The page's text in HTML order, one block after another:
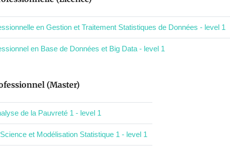
en Gestion et Traitement Statistiques de Données - level 1
en Base de Données et Big Data - level 1
(Master)
de la Pauvreté 1 - level 1
et Modélisation Statistique 1 - level 1